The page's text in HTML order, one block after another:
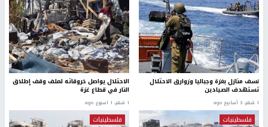
نسف منازل بغزة وجباليا وزوارق الاحتلال
تستهدف الصيادين
1 شهر، 3 أسابيع ago
الاحتلال يواصل خروقاته لملف وقف إطلاق
النار في قطاع غزة
1 شهر، 1 اسبوع. ago
فلسطينيات فلسطينيات